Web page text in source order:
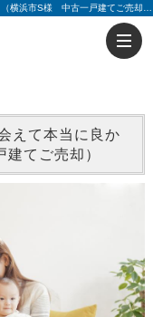
えて本当に良か
てご売却）